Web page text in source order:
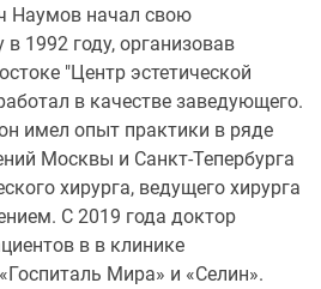
Наумов начал свою
1992 году, организовав
"Центр эстетической
в качестве заведующего.
имел опыт практики в ряде
Москвы и Санкт-Тепербурга
хирурга, ведущего хирурга
С 2019 года доктор
в в клинике
Мира» и «Селин».